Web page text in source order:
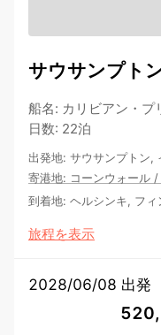
サウサンプト
船名: カリビアン・プ
日数: 22泊
出発地: サウサンプトン,
寄港地: コーンウォール /
到着地: ヘルシンキ, フィ
旅程を表示
2028/06/08 出発